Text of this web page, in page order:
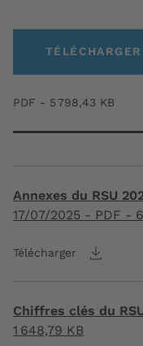
TÉLÉCHARGER
PDF - 5 798,43 KB
Annexes du RSU
17/07/2025 - PDF -
Télécharger
Chiffres clés du
1 648,79 KB